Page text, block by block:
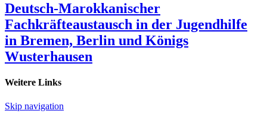
Deutsch-Marokkanischer
Fachkräfteaustausch in der Jugendhilfe
in Bremen, Berlin und Königs
Wusterhausen
Weitere Links
Skip navigation